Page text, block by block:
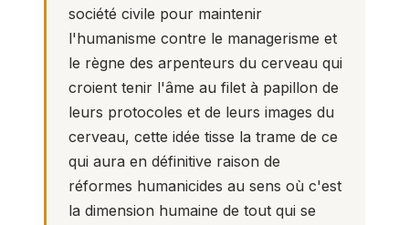
société civile pour maintenir
l'humanisme contre le managerisme et
le règne des arpenteurs du cerveau qui
croient tenir l'âme au filet à papillon de
leurs protocoles et de leurs images du
cerveau, cette idée tisse la trame de ce
qui aura en définitive raison de
réformes humanicides au sens où c'est
la dimension humaine de tout qui se